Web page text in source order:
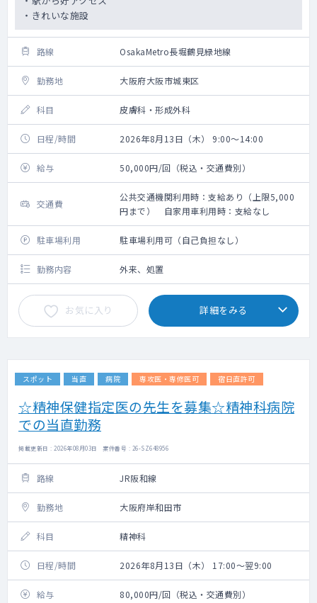
・きれいな施設
路線 OsakaMetro長堀鶴見緑地線
勤務地 大阪府大阪市城東区
科目 皮膚科・形成外科
日程/時間 2026年8月13日（木） 9:00～14:00
給与 50,000円/回（税込・交通費別）
交通費
公共交通機関利用時：支給あり（上限5,000
円まで） 自家用車利用時：支給なし
駐車場利用 駐車場利用可（自己負担なし）
勤務内容 外来、処置
お気に入り 詳細をみる
スポット 当直 病院 専攻医・専修医可 宿日直許可
☆精神保健指定医の先生を募集☆精神科病院
での当直勤務
掲載更新日 : 2026年08月03日 案件番号 : 26-SZ648956
路線 JR阪和線
勤務地 大阪府岸和田市
科目 精神科
日程/時間 2026年8月13日（木） 17:00～翌9:00
給与 80,000円/回（税込・交通費別）